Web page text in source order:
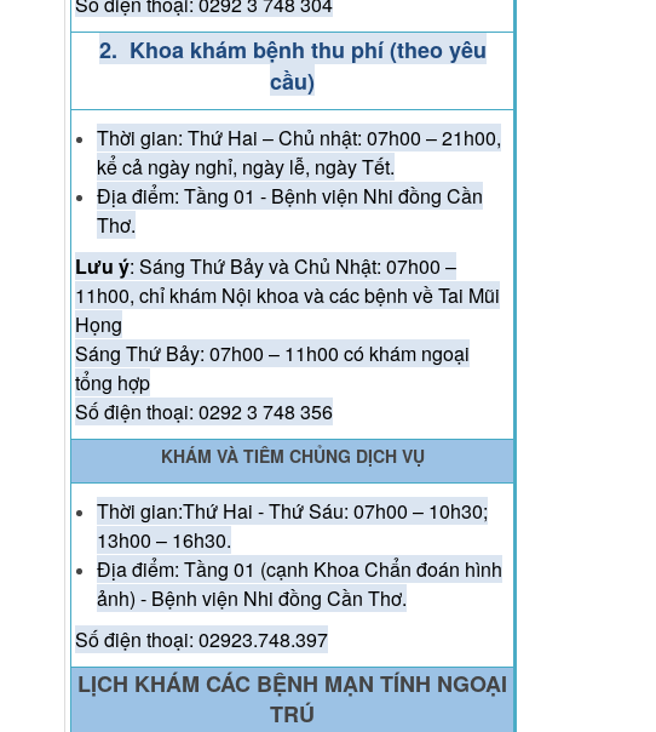
(27/7/1947 – 27/7/2026)
ĐẾN NHỮNG BƯỚC CHÂN KHỎE MẠNH CHO TRẺ
EM
2. Khoa khám bệnh thu phí (theo yêu
cầu)
Thời gian: Thứ Hai – Chủ nhật: 07h00 – 21h00,
kể cả ngày nghỉ, ngày lễ, ngày Tết.
Địa điểm: Tầng 01 - Bệnh viện Nhi đồng Cần
Thơ.
Lưu ý: Sáng Thứ Bảy và Chủ Nhật: 07h00 –
11h00, chỉ khám Nội khoa và các bệnh về Tai Mũi
Họng
Sáng Thứ Bảy: 07h00 – 11h00 có khám ngoại
tổng hợp
Số điện thoại: 0292 3 748 356
KHÁM VÀ TIÊM CHỦNG DỊCH VỤ
Thời gian:Thứ Hai - Thứ Sáu: 07h00 – 10h30;
13h00 – 16h30.
Địa điểm: Tầng 01 (cạnh Khoa Chẩn đoán hình
ảnh) - Bệnh viện Nhi đồng Cần Thơ.
Số điện thoại: 02923.748.397
LỊCH KHÁM CÁC BỆNH MẠN TÍNH NGOẠI
TRÚ